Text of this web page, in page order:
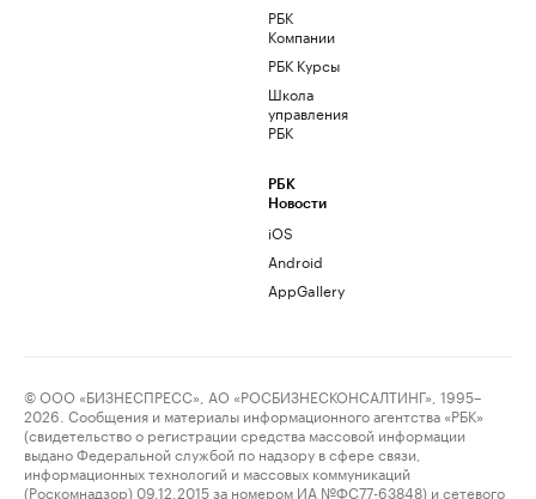
РБК
Компании
РБК Курсы
Школа
управления
РБК
РБК
Новости
iOS
Android
AppGallery
© ООО «БИЗНЕСПРЕСС», АО «РОСБИЗНЕСКОНСАЛТИНГ», 1995–
2026. Сообщения и материалы информационного агентства «РБК»
(свидетельство о регистрации средства массовой информации
выдано Федеральной службой по надзору в сфере связи,
информационных технологий и массовых коммуникаций
(Роскомнадзор) 09.12.2015 за номером ИА №ФС77-63848) и сетевого